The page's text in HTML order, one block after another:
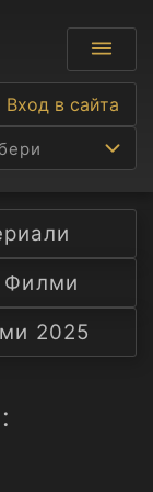
Вход в сайта
Филми
2025